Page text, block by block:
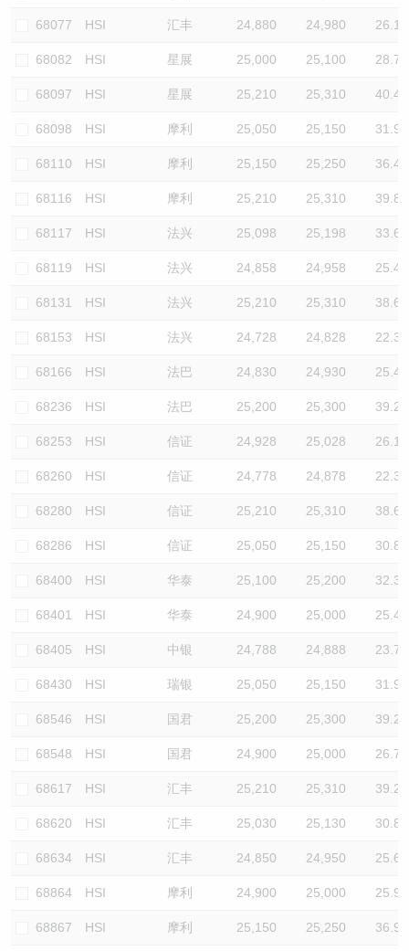
68077 HSI 汇丰 24,880 24,980 26.1
68082 HSI 星展 25,000 25,100 28.7
68097 HSI 星展 25,210 25,310 40.4
68098 HSI 摩利 25,050 25,150 31.9
68110 HSI 摩利 25,150 25,250 36.4
68116 HSI 摩利 25,210 25,310 39.8
68117 HSI 法兴 25,098 25,198 33.6
68119 HSI 法兴 24,858 24,958 25.4
68131 HSI 法兴 25,210 25,310 38.6
68153 HSI 法兴 24,728 24,828 22.3
68166 HSI 法巴 24,830 24,930 25.4
68236 HSI 法巴 25,200 25,300 39.2
68253 HSI 信证 24,928 25,028 26.1
68260 HSI 信证 24,778 24,878 22.3
68280 HSI 信证 25,210 25,310 38.6
68286 HSI 信证 25,050 25,150 30.8
68400 HSI 华泰 25,100 25,200 32.3
68401 HSI 华泰 24,900 25,000 25.4
68405 HSI 中银 24,788 24,888 23.7
68430 HSI 瑞银 25,050 25,150 31.9
68546 HSI 国君 25,200 25,300 39.2
68548 HSI 国君 24,900 25,000 26.7
68617 HSI 汇丰 25,210 25,310 39.2
68620 HSI 汇丰 25,030 25,130 30.8
68634 HSI 汇丰 24,850 24,950 25.6
68864 HSI 摩利 24,900 25,000 25.9
68867 HSI 摩利 25,150 25,250 36.9